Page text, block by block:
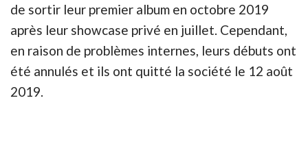
de sortir leur premier album en octobre 2019
après leur showcase privé en juillet. Cependant,
en raison de problèmes internes, leurs débuts ont
été annulés et ils ont quitté la société le 12 août
2019.